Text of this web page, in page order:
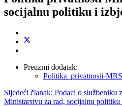
socijalnu politiku i
Preuzmi dodatak:
Politika_privatnosti-
Sljedeći članak: Podaci o službeniku
Ministarstvu za rad, socijalnu